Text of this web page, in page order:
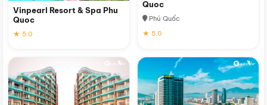
Vinpearl Resort & Spa Phu
Quoc
★ 5.0
Quoc
Phú Quốc
★ 5.0